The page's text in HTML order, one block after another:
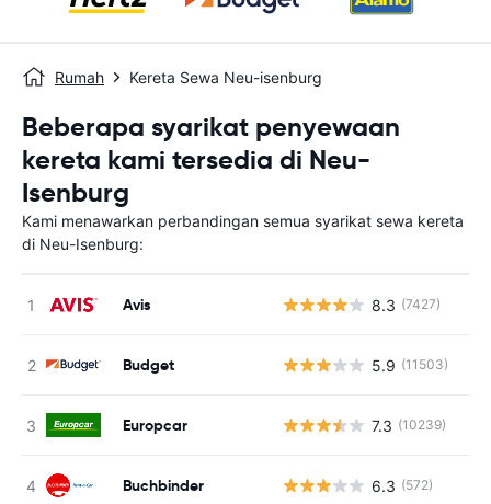
Rumah Kereta Sewa Neu-isenburg
Beberapa syarikat penyewaan
kereta kami tersedia di Neu-
Isenburg
Kami menawarkan perbandingan semua syarikat sewa kereta
di Neu-Isenburg:
Avis 8.3 (7427)
Budget 5.9 (11503)
Europcar 7.3 (10239)
Buchbinder 6.3 (572)